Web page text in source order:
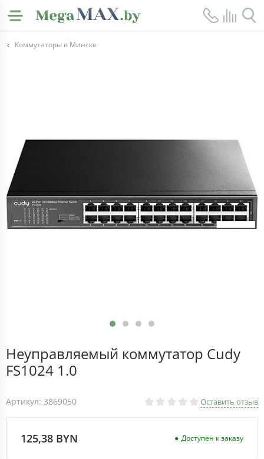
Коммутаторы в Минске
Неуправляемый коммутатор Cudy
FS1024 1.0
Артикул: 3869050 Оставить отзыв
125,38 BYN Доступен к заказу